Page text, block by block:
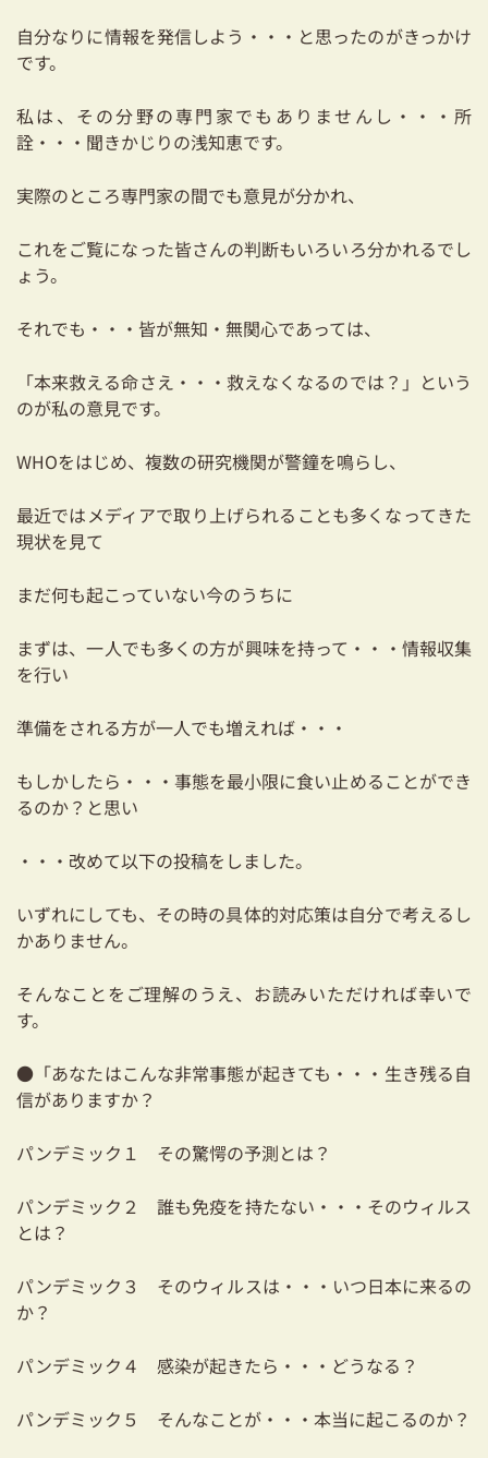
自分なりに情報を発信しよう・・・と思ったのがきっかけ
です。
私は、その分野の専門家でもありませんし・・・所
詮・・・聞きかじりの浅知恵です。
実際のところ専門家の間でも意見が分かれ、
これをご覧になった皆さんの判断もいろいろ分かれるでし
ょう。
それでも・・・皆が無知・無関心であっては、
「本来救える命さえ・・・救えなくなるのでは？」という
のが私の意見です。
WHOをはじめ、複数の研究機関が警鐘を鳴らし、
最近ではメディアで取り上げられることも多くなってきた
現状を見て
まだ何も起こっていない今のうちに
まずは、一人でも多くの方が興味を持って・・・情報収集
を行い
準備をされる方が一人でも増えれば・・・
もしかしたら・・・事態を最小限に食い止めることができ
るのか？と思い
・・・改めて以下の投稿をしました。
いずれにしても、その時の具体的対応策は自分で考えるし
かありません。
そんなことをご理解のうえ、お読みいただければ幸いで
す。
●「あなたはこんな非常事態が起きても・・・生き残る自
信がありますか？
パンデミック１ その驚愕の予測とは？
パンデミック２ 誰も免疫を持たない・・・そのウィルス
とは？
パンデミック３ そのウィルスは・・・いつ日本に来るの
か？
パンデミック４ 感染が起きたら・・・どうなる？
パンデミック５ そんなことが・・・本当に起こるのか？